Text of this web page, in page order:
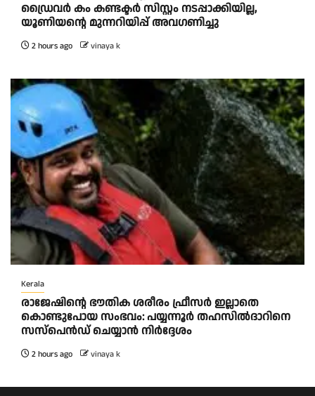
ഡ്രൈവര്‍ കം കണ്ടക്ടര്‍ സിസ്റ്റം നടപ്പാക്കിയില്ല,
യൂണിയന്റെ മുന്നറിയിപ്പ് അവഗണിച്ചു
2 hours ago vinaya k
Kerala
രാജേഷിന്റെ ഭൗതിക ശരീരം ഫ്രീസർ ഇല്ലാതെ
കൊണ്ടുപോയ സംഭവം: പയ്യന്നൂർ തഹസിൽദാറിനെ
സസ്പെൻഡ് ചെയ്യാൻ നിർദ്ദേശം
2 hours ago vinaya k